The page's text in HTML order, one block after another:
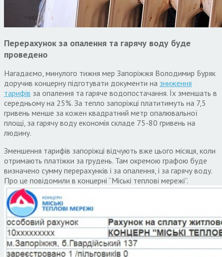
Перерахунок за опалення та гарячу воду буде
проведено
Нагадаємо, минулого тижня мер Запоріжжя Володимир Буряк
доручив концерну підготувати документи на зниження
тарифів за опалення та гаряче водопостачання. Їх зменшать в
середньому на 25%. За тепло запоріжці платитимуть на 7,5
гривень менше за кожен квадратний метр опалювальної
площі, за гарячу воду економія складе 75-80 гривень на
людину.
Зменшення тарифів запоріжці відчують вже цього місяця, коли
отримають платіжки за грудень. Там окремою графою буде
визначено сумму перерахунків і за опалення, і за гарячу воду.
Про це повідомили в концерні “Міські теплові мережі”.